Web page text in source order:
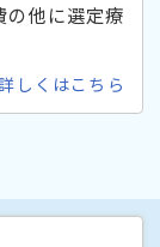
の他に選定療
しくはこちら